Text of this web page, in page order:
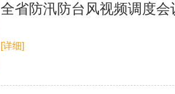
全省防汛防台风视频调度
[详细]